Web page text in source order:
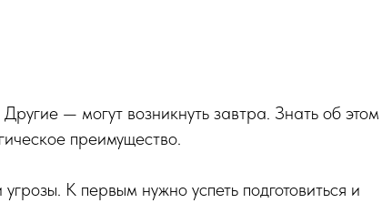
— могут возникнуть завтра. Знать об этом
преимущество.
К первым нужно успеть подготовиться и